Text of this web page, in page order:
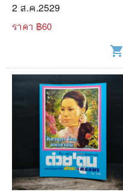
2 ส.ค.2529
ราคา ฿60
shopping_cart